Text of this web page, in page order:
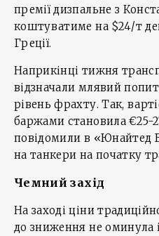
премії дизпальне з
коштуватиме на $24/т
Греції.
Наприкінці тижня
відзначали млявий
рівень фрахту. Так,
баржами становила €25-
повідомили в «Юнайтед
на танкери на початку
Чемний захід
На заході ціни
до зниження не оминула